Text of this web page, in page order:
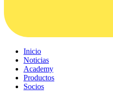
Inicio
Noticias
Academy
Productos
Socios